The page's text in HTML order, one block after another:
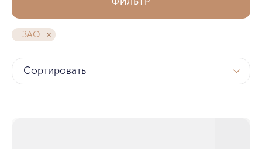
ЗАО
Сортировать